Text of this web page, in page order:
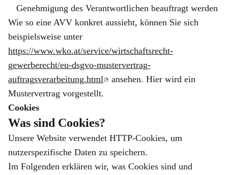
Genehmigung des Verantwortlichen beauftragt werden
Wie so eine AVV konkret aussieht, können Sie sich
beispielsweise unter
https://www.wko.at/service/wirtschaftsrecht-
gewerberecht/eu-dsgvo-mustervertrag-
auftragsverarbeitung.html
ansehen. Hier wird ein
Mustervertrag vorgestellt.
Cookies
Was sind Cookies?
Unsere Website verwendet HTTP-Cookies, um
nutzerspezifische Daten zu speichern.
Im Folgenden erklären wir, was Cookies sind und